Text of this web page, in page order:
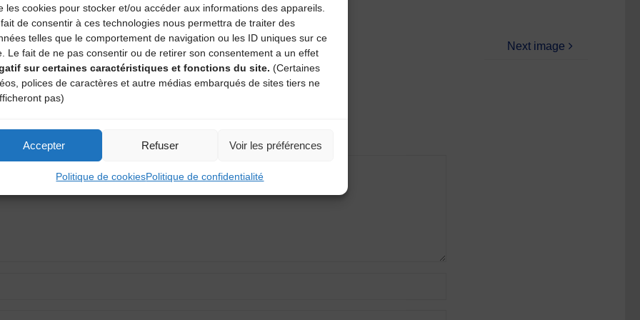
les cookies pour stocker et/ou accéder aux informations des appareils.
de consentir à ces technologies nous permettra de traiter des
telles que le comportement de navigation ou les ID uniques sur ce
Le fait de ne pas consentir ou de retirer son consentement a un effet
sur certaines caractéristiques et fonctions du site. (Certaines
polices de caractères et autre médias embarqués de sites tiers ne
pas)
Accepter Refuser Voir les préférences
Politique de cookiesPolitique de confidentialité
Next image
sont indiqués avec